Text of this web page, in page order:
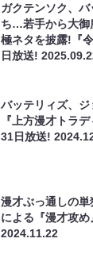
ガクテンソク、
ち…若手から大御
極ネタを披露!『
日放送!
バッテリィズ、
『上方漫才トラ
31日放送!
漫才ぶっ通しの
による『漫才攻
2024.11.22